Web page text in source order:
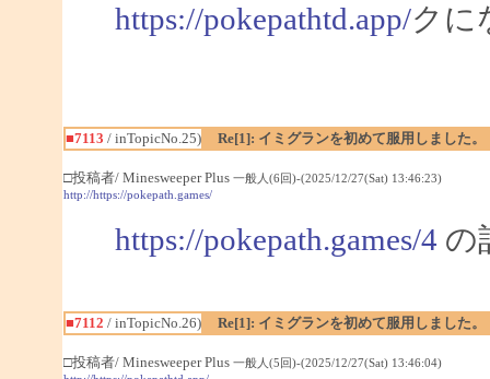
https://pokepathtd.app/クに
■7113 / inTopicNo.25) Re[1]: イミグランを初めて服用しました。
□投稿者/ Minesweeper Plus 一般人(6回)-(2025/12/27(Sat) 13:46:23)
http://https://pokepath.games/
https://pokepath.games/4 の
■7112 / inTopicNo.26) Re[1]: イミグランを初めて服用しました。
□投稿者/ Minesweeper Plus 一般人(5回)-(2025/12/27(Sat) 13:46:04)